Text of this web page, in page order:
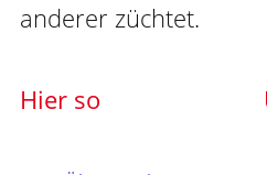
anderer züchtet.
Hier so